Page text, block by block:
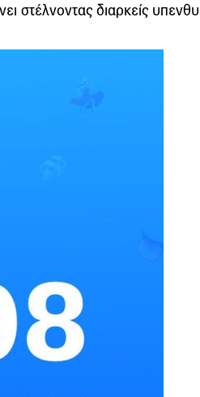
στέλνοντας διαρκείς